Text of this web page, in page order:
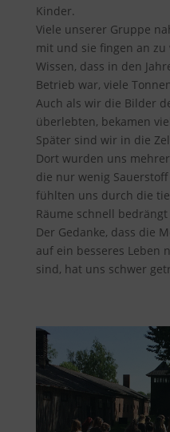
Kinder.
Viele unserer Gruppe
mit und sie fingen an
Wissen, dass in den
Betrieb war, viele
Auch als wir die Bilder
überlebten, bekamen
Später sind wir in die
Dort wurden uns
die nur wenig
fühlten uns durch die
Räume schnell
Der Gedanke, dass die
auf ein besseres Leben
sind, hat uns schwer